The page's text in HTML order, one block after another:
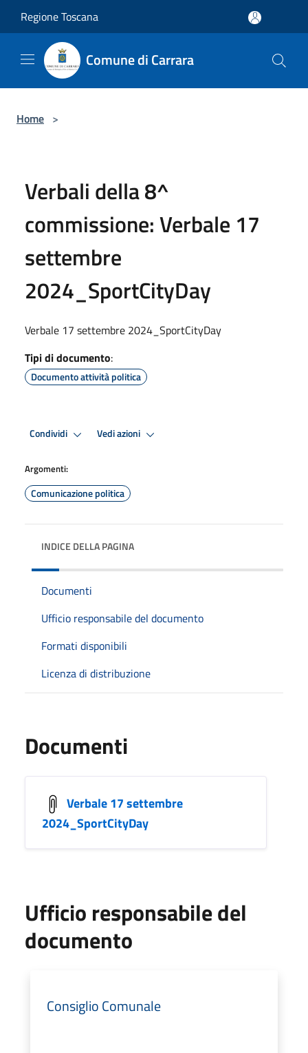
Regione Toscana
Comune di Carrara
Home >
Verbali della 8^
commissione: Verbale 17
settembre
2024_SportCityDay
Verbale 17 settembre 2024_SportCityDay
Tipi di documento:
Documento attività politica
Condividi Vedi azioni
Argomenti:
Comunicazione politica
INDICE DELLA PAGINA
Documenti
Ufficio responsabile del documento
Formati disponibili
Licenza di distribuzione
Documenti
Verbale 17 settembre
2024_SportCityDay
Ufficio responsabile del
documento
Consiglio Comunale